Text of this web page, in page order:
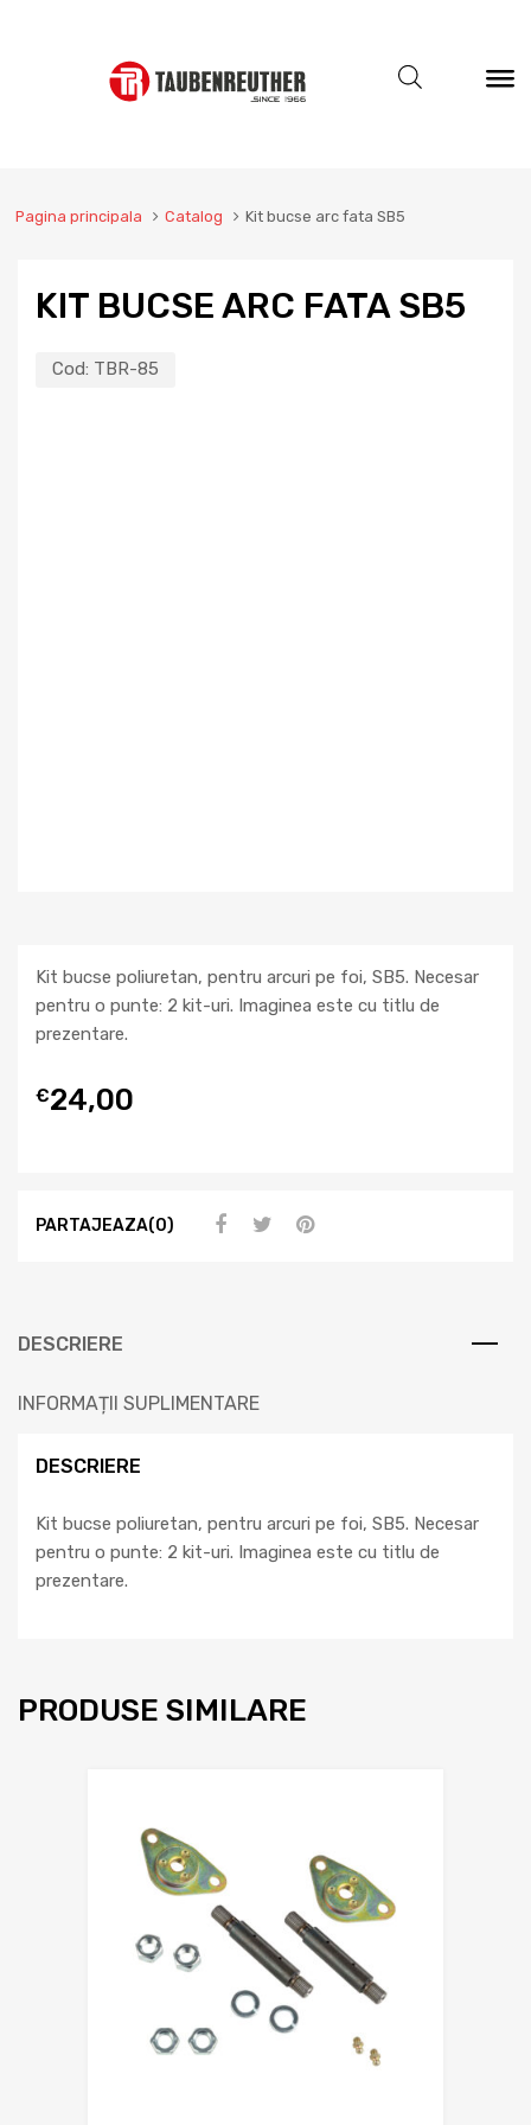
Pagina principala Catalog Kit bucse arc fata SB5
KIT BUCSE ARC FATA SB5
Cod: TBR-85
Kit bucse poliuretan, pentru arcuri pe foi, SB5. Necesar
pentru o punte: 2 kit-uri. Imaginea este cu titlu de
prezentare.
€24,00
PARTAJEAZA(0)
DESCRIERE
INFORMAȚII SUPLIMENTARE
DESCRIERE
Kit bucse poliuretan, pentru arcuri pe foi, SB5. Necesar
pentru o punte: 2 kit-uri. Imaginea este cu titlu de
prezentare.
PRODUSE SIMILARE